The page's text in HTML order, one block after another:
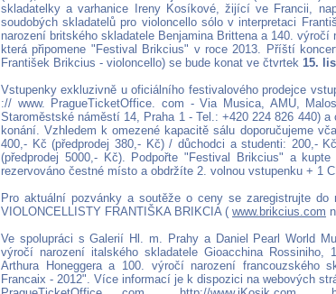
skladatelky a varhanice Ireny Kosíkové, žijící ve Francii,
soudobých skladatelů pro violoncello sólo v interpretaci
narození britského skladatele Benjamina Brittena a 140.
která připomene "Festival Brikcius" v roce 2013. Příští
František Brikcius - violoncello) se bude konat ve čtvrtek 15.
Vstupenky exkluzivně u oficiálního festivalového prodejce
:// www. PragueTicketOffice. com - Via Musica, AMU,
Staroměstské náměstí 14, Praha 1 - Tel.: +420 224 826 440)
konání. Vzhledem k omezené kapacitě sálu doporučujeme
400,- Kč (předprodej 380,- Kč) / důchodci a studenti: 200,-
(předprodej 5000,- Kč). Podpořte "Festival Brikcius" a
rezervováno čestné místo a obdržíte 2. volnou vstupenku + 1
Pro aktuální pozvánky a soutěže o ceny se zaregistrujte do
VIOLONCELLISTY FRANTIŠKA BRIKCIA ( www.brikcius.com
Ve spolupráci s Galerií Hl. m. Prahy a Daniel Pearl World
výročí narození italského skladatele Gioacchina Rossiniho,
Arthura Honeggera a 100. výročí narození francouzského
Francaix - 2012". Více informací je k dispozici na webových